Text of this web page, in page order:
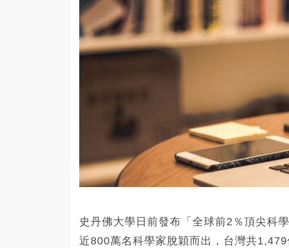
史丹佛大學日前發布「全球前2％頂尖科
近800萬名科學家脫穎而出，台灣共